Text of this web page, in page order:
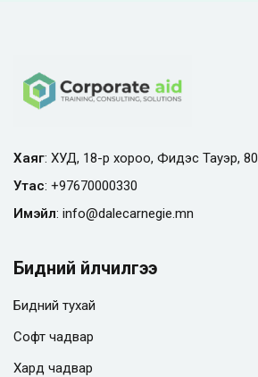
Хаяг: ХУД, 18-р хороо, Фидэс Тауэр,
Утас: +97670000330
Имэйл: info@dalecarnegie.mn
Бидний үйлчилгээ
Бидний тухай
Софт чадвар
Хард чадвар